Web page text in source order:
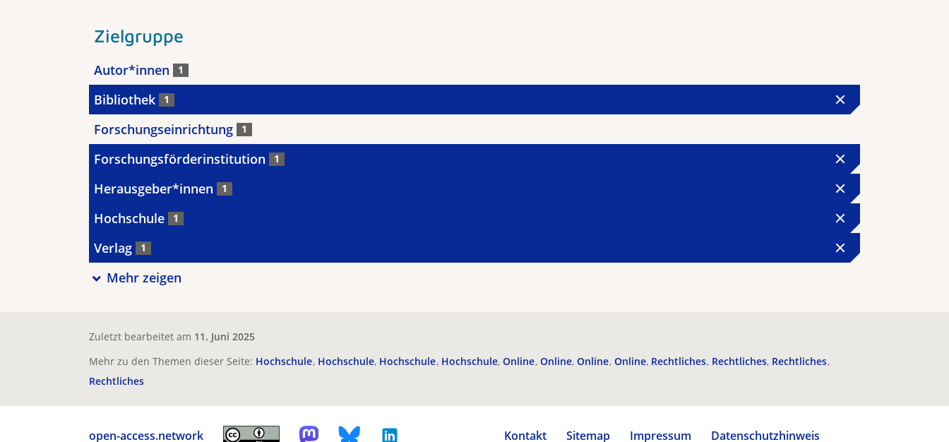
Zielgruppe
Autor*innen 1
Bibliothek 1
Forschungseinrichtung 1
Forschungsförderinstitution 1
Herausgeber*innen 1
Hochschule 1
Verlag 1
Mehr zeigen
Zuletzt bearbeitet am 11. Juni 2025
Mehr zu den Themen dieser Seite: Hochschule Hochschule Hochschule Hochschule Online Online Online Online Rechtliches Rechtliches Rechtliches
Rechtliches
open-access.network Kontakt Sitemap Impressum
Datenschutzhinweis